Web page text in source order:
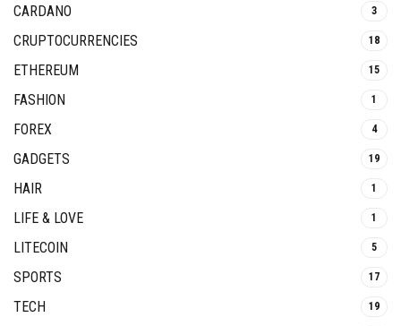
CARDANO 3
CRUPTOCURRENCIES 18
ETHEREUM 15
FASHION 1
FOREX 4
GADGETS 19
HAIR 1
LIFE & LOVE 1
LITECOIN 5
SPORTS 17
TECH 19